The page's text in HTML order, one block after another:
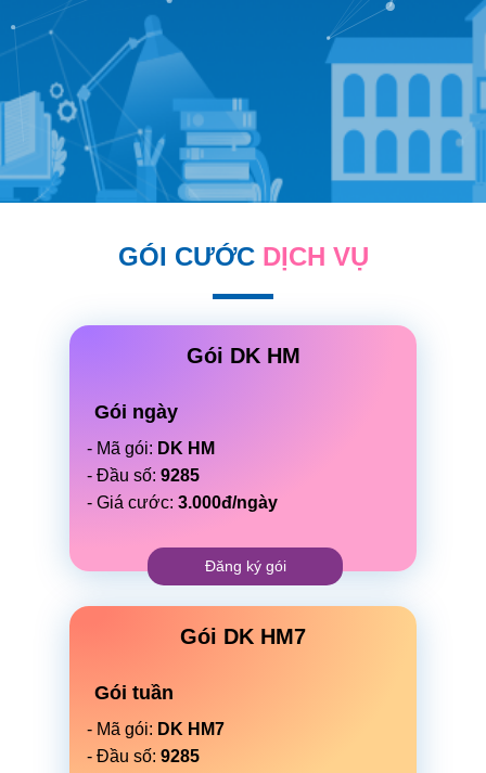
GÓI CƯỚC DỊCH VỤ
Gói DK HM
Gói ngày
- Mã gói: DK HM
- Đầu số: 9285
- Giá cước: 3.000đ/ngày
Đăng ký gói
Gói DK HM7
Gói tuần
- Mã gói: DK HM7
- Đầu số: 9285